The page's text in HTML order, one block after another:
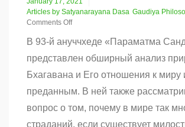
Articles by Satyanarayana Dasa Gaudiya
Comments Off
Бхагаван,
милость
и
в
материальном
В 93-й ануччхеде «Параматма
представлен обширный анализ
Бхагавана и Его отношения к
преданным. В ней также
вопрос о том, почему в мире так
страданий, если существует